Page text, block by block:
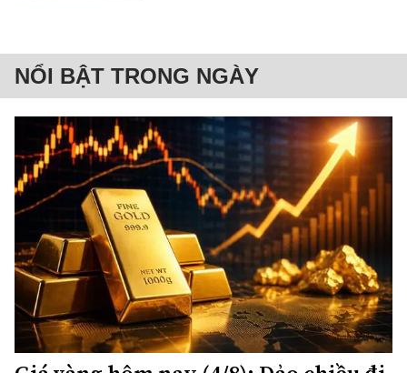
NỔI BẬT TRONG NGÀY